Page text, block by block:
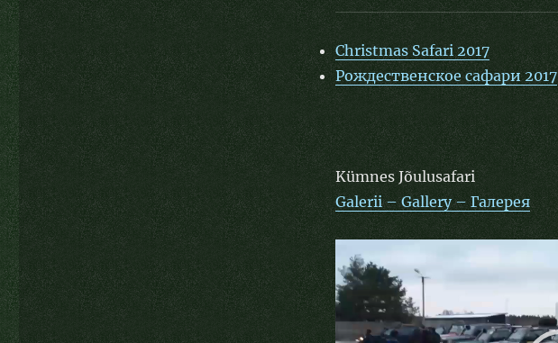
Christmas Safari 2017
Рождественское сафари 2017
Kümnes Jõulusafari
Galerii – Gallery – Галерея
Videoesitaja